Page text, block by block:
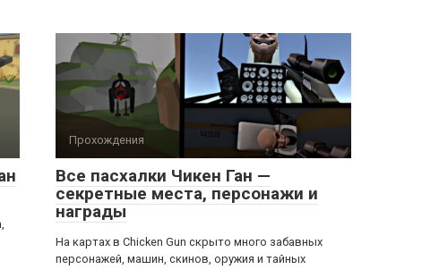
Прохождения
Все пасхалки Чикен Ган —
секретные места, персонажи и
награды
На картах в Chicken Gun скрыто много забавных
персонажей, машин, скинов, оружия и тайных